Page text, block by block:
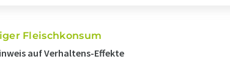
Fleischkonsum
auf Verhaltens-Effekte